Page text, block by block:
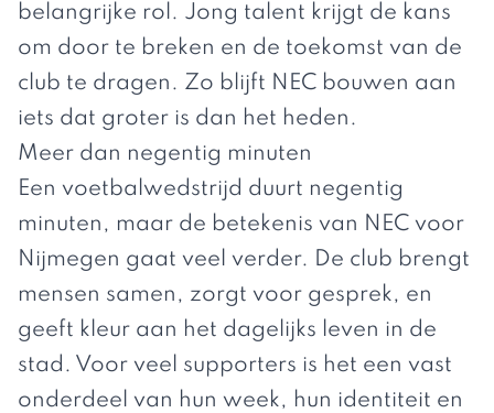
belangrijke rol. Jong talent krijgt de kans
om door te breken en de toekomst van de
club te dragen. Zo blijft NEC bouwen aan
iets dat groter is dan het heden.
Meer dan negentig minuten
Een voetbalwedstrijd duurt negentig
minuten, maar de betekenis van NEC voor
Nijmegen gaat veel verder. De club brengt
mensen samen, zorgt voor gesprek, en
geeft kleur aan het dagelijks leven in de
stad. Voor veel supporters is het een vast
onderdeel van hun week, hun identiteit en